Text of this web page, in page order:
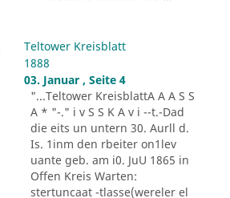
Teltower Kreisblatt
1888
03. Januar , Seite 4
"...Teltower KreisblattA A A S S
A * "-." i v S S K A v i --t.-Dad
die eits un untern 30. Aurll d.
Is. 1inm den rbeiter on1lev
uante geb. am i0. JuU 1865 in
Offen Kreis Warten:
stertuncaat -tlasse(wereler el